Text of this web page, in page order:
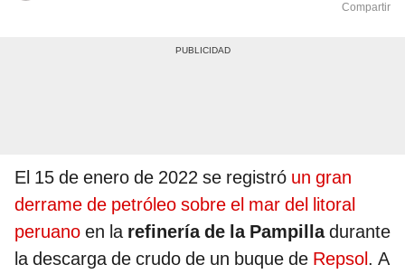
Compartir
El 15 de enero de 2022 se registró un gran
derrame de petróleo sobre el mar del litoral
peruano en la refinería de la Pampilladurante
la descarga de crudo de un buque de Repsol. A